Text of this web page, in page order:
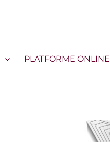
PLATFORME ONLINE